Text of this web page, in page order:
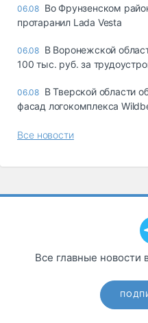
06.08 Во Фрунзенском
протаранил Lada Vesta
06.08 В Воронежской
100 тыс. руб. за
06.08 В Тверской области
фасад логокомплекса
Все новости
Все главные новости